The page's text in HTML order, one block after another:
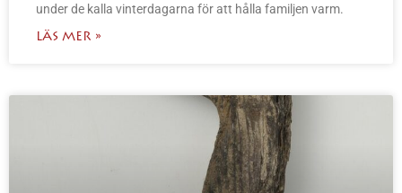
under de kalla vinterdagarna för att hålla familjen varm.
LÄS MER »